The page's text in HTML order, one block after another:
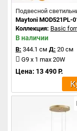
Подвесной
Maytoni MOD521PL-
Коллекция: Basic
В наличии
В: 344.1 см Д: 20 см
G9 x 1 max 20W
Цена: 13 490 Р.